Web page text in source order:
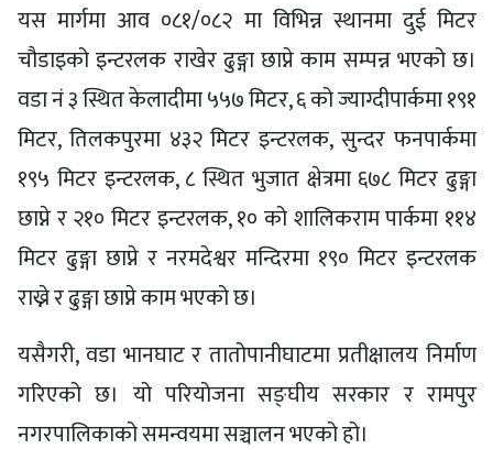
यस मार्गमा आव ०८१/०८२ मा विभिन्न स्थानमा दुई मिटर
चौडाइको इन्टरलक राखेर ढुङ्गा छाप्ने काम सम्पन्न भएको छ।
वडा नं ३ स्थित केलादीमा ५५७ मिटर, ६ को ज्याग्दीपार्कमा १९१
मिटर, तिलकपुरमा ४३२ मिटर इन्टरलक, सुन्दर फनपार्कमा
१९५ मिटर इन्टरलक, ८ स्थित भुजात क्षेत्रमा ६७८ मिटर ढुङ्गा
छाप्ने र २१० मिटर इन्टरलक, १० को शालिकराम पार्कमा ११४
मिटर ढुङ्गा छाप्ने र नरमदेश्वर मन्दिरमा १९० मिटर इन्टरलक
राख्ने र ढुङ्गा छाप्ने काम भएको छ।
यसैगरी, वडा भानघाट र तातोपानीघाटमा प्रतीक्षालय निर्माण
गरिएको छ। यो परियोजना सङ्घीय सरकार र रामपुर
नगरपालिकाको समन्वयमा सञ्चालन भएको हो।